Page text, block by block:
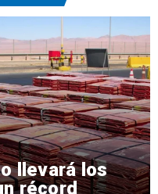
llevará los
récord